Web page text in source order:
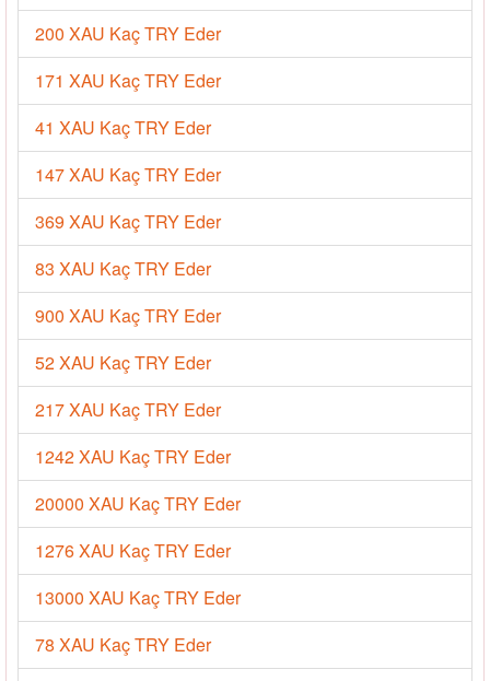
200 XAU Kaç TRY Eder
171 XAU Kaç TRY Eder
41 XAU Kaç TRY Eder
147 XAU Kaç TRY Eder
369 XAU Kaç TRY Eder
83 XAU Kaç TRY Eder
900 XAU Kaç TRY Eder
52 XAU Kaç TRY Eder
217 XAU Kaç TRY Eder
1242 XAU Kaç TRY Eder
20000 XAU Kaç TRY Eder
1276 XAU Kaç TRY Eder
13000 XAU Kaç TRY Eder
78 XAU Kaç TRY Eder